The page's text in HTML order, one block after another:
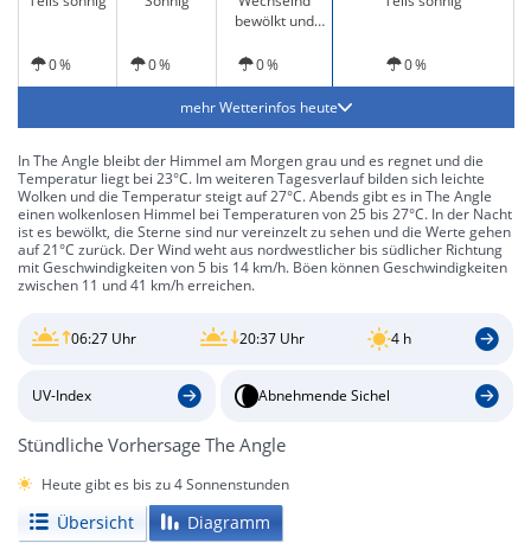
bewölkt und
0 % 0 % 0 % 0 %
mehr Wetterinfos heute
In The Angle bleibt der Himmel am Morgen grau und es regnet und die
Temperatur liegt bei 23°C. Im weiteren Tagesverlauf bilden sich leichte
Wolken und die Temperatur steigt auf 27°C. Abends gibt es in The Angle
einen wolkenlosen Himmel bei Temperaturen von 25 bis 27°C. In der Nacht
ist es bewölkt, die Sterne sind nur vereinzelt zu sehen und die Werte gehen
auf 21°C zurück. Der Wind weht aus nordwestlicher bis südlicher Richtung
mit Geschwindigkeiten von 5 bis 14 km/h. Böen können Geschwindigkeiten
zwischen 11 und 41 km/h erreichen.
06:27 Uhr 20:37 Uhr 4 h
UV-Index Abnehmende Sichel
Stündliche Vorhersage The Angle
Heute gibt es bis zu 4 Sonnenstunden
Übersicht Diagramm